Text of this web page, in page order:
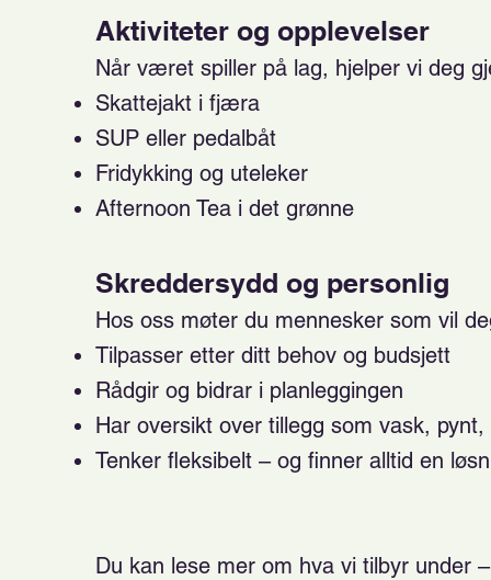
Aktiviteter og opplevelser
Når været spiller på lag, hjelper vi deg
Skattejakt i fjæra
SUP eller pedalbåt
Fridykking og uteleker
Afternoon Tea i det grønne
Skreddersydd og personlig
Hos oss møter du mennesker som vil
Tilpasser etter ditt behov og budsjett
Rådgir og bidrar i planleggingen
Har oversikt over tillegg som vask,
Tenker fleksibelt – og finner alltid en
Du kan lese mer om hva vi tilbyr under